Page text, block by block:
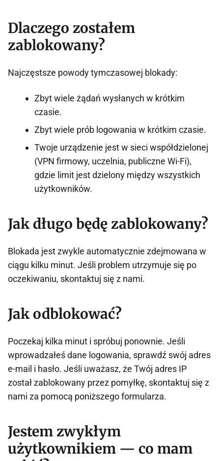
Dlaczego zostałem
zablokowany?
Najczęstsze powody tymczasowej blokady:
Zbyt wiele żądań wysłanych w krótkim
czasie.
Zbyt wiele prób logowania w krótkim czasie.
Twoje urządzenie jest w sieci współdzielonej
(VPN firmowy, uczelnia, publiczne Wi-Fi),
gdzie limit jest dzielony między wszystkich
użytkowników.
Jak długo będę zablokowany?
Blokada jest zwykle automatycznie zdejmowana w
ciągu kilku minut. Jeśli problem utrzymuje się po
oczekiwaniu, skontaktuj się z nami.
Jak odblokować?
Poczekaj kilka minut i spróbuj ponownie. Jeśli
wprowadzałeś dane logowania, sprawdź swój adres
e-mail i hasło. Jeśli uważasz, że Twój adres IP
został zablokowany przez pomyłkę, skontaktuj się z
nami za pomocą poniższego formularza.
Jestem zwykłym
użytkownikiem — co mam